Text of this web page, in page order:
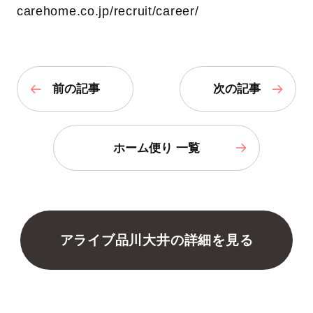
carehome.co.jp/recruit/career/
前の記事 次の記事
ホーム便り 一覧
アライブ品川大井の詳細を見る